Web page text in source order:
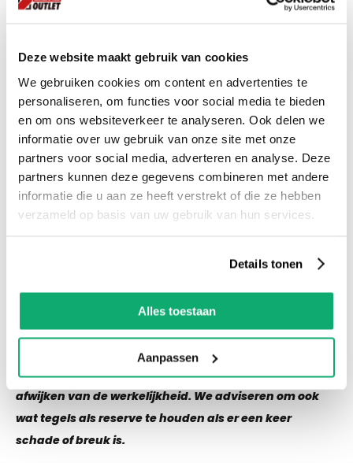
Deze website maakt gebruik van cookies
We gebruiken cookies om content en advertenties te
personaliseren, om functies voor social media te bieden
en om ons websiteverkeer te analyseren. Ook delen we
informatie over uw gebruik van onze site met onze
partners voor social media, adverteren en analyse. Deze
partners kunnen deze gegevens combineren met andere
informatie die u aan ze heeft verstrekt of die ze hebben
verzameld op basis van uw gebruik van hun services.
Details tonen
Alles toestaan
Aanpassen
voorraad! Het is nu ook mogelijk om in de
winkel te kijken via Street View!
Productspecificaties
Let op! Over gebleven tegels mogen niet retour! De
kleur van de tegel op de afbeelding kan altijd iets
afwijken van de werkelijkheid. We adviseren om ook
wat tegels als reserve te houden als er een keer
Let op! Over gebleven tegels mogen niet retour! De
kleur van de tegel op de afbeelding kan altijd iets
afwijken van de werkelijkheid. We adviseren om ook
wat tegels als reserve te houden als er een keer
schade of breuk is.